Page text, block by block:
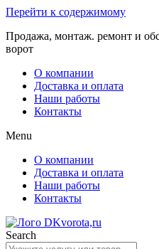
Перейти к содержимому
Продажа, монтаж. ремонт и
ворот
О компании
Доставка и оплата
Наши работы
Контакты
Menu
О компании
Доставка и оплата
Наши работы
Контакты
Search